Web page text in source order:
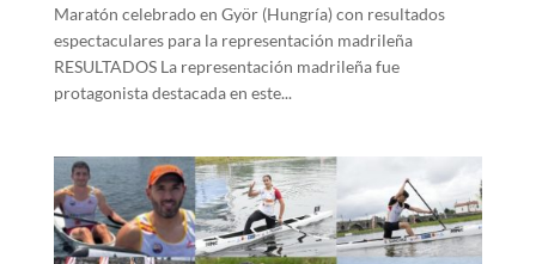
Maratón celebrado en Györ (Hungría) con resultados
espectaculares para la representación madrileña
RESULTADOS La representación madrileña fue
protagonista destacada en este...